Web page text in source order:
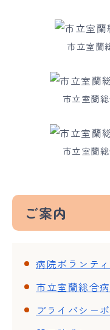
市立室蘭
市立室蘭
市立室蘭
ご案内
病院ボランテ
市立室蘭総合
プライバシー